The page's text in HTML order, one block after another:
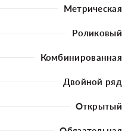
Метрическая
Роликовый
Комбинированная
Двойной ряд
Открытый